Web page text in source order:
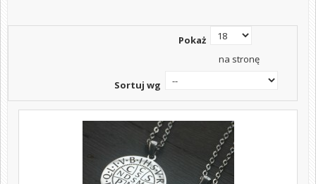
Pokaż
na stronę
Sortuj wg